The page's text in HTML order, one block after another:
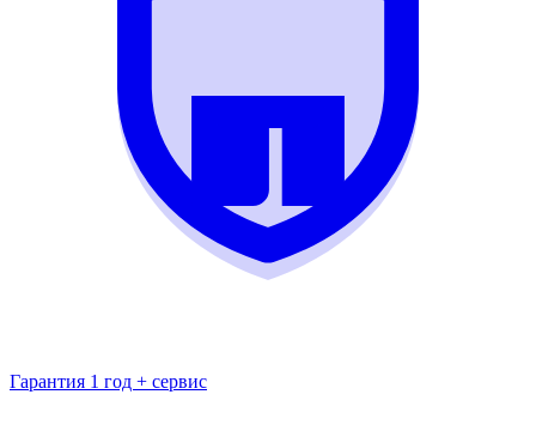
Гарантия 1 год + сервис